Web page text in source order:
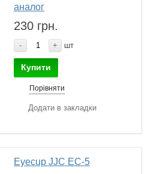
аналог
230 грн.
- + шт
Купити
Порівняти
Додати в закладки
Eyecup JJC EC-5